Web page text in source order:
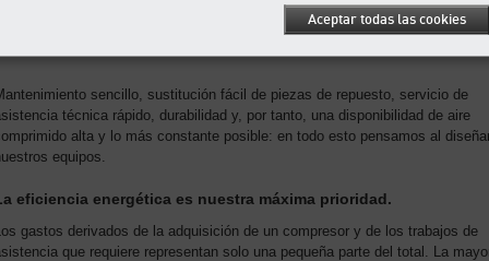
de Klein-Pöchlarn (Austria)
sencillo, sustitución fácil de piezas de repuesto, servicio de
técnica rápido, durabilidad y, por tanto, una disponibilidad de aire
alta y lo más constante posible: en todo esto pensamos al
equipos.
eficiencia energética es nuestra máxima prioridad.
gastos derivados de la adquisición de un compresor y de los trabajos de
que requiere representan solo una pequeña parte del total. La
Aceptar todas las cookies